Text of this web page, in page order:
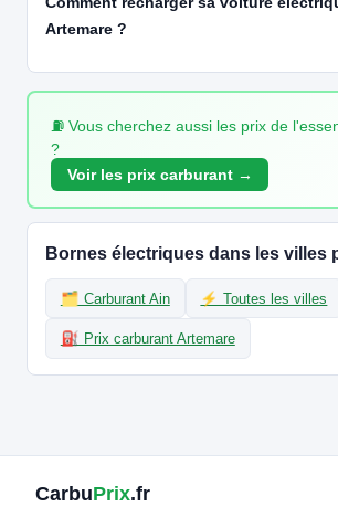
Artemare ?
⛽ Vous cherchez aussi les prix de
?
Voir les prix carburant →
Bornes électriques dans les villes
🗂️ Carburant Ain ⚡ Toutes les villes
⛽ Prix carburant Artemare
CarbuPrix.fr